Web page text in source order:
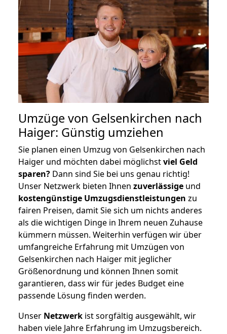
Umzüge von Gelsenkirchen nach
Haiger: Günstig umziehen
Sie planen einen Umzug von Gelsenkirchen nach
Haiger und möchten dabei möglichstviel Geld
sparen? Dann sind Sie bei uns genau richtig!
Unser Netzwerk bieten Ihnen zuverlässige und
kostengünstige Umzugsdienstleistungen zu
fairen Preisen, damit Sie sich um nichts anderes
als die wichtigen Dinge in Ihrem neuen Zuhause
kümmern müssen. Weiterhin verfügen wir über
umfangreiche Erfahrung mit Umzügen von
Gelsenkirchen nach Haiger mit jeglicher
Größenordnung und können Ihnen somit
garantieren, dass wir für jedes Budget eine
passende Lösung finden werden.
Unser Netzwerk ist sorgfältig ausgewählt, wir
haben viele Jahre Erfahrung im Umzugsbereich.